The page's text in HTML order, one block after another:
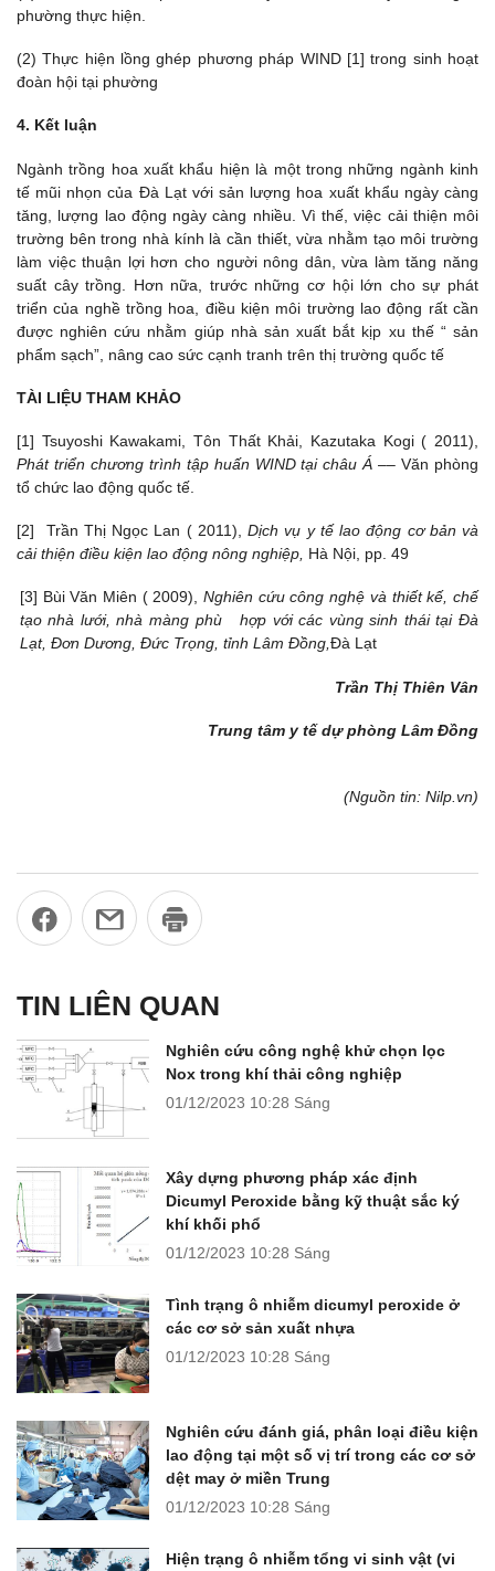
phường thực hiện.
(2) Thực hiện lồng ghép phương pháp WIND [1] trong sinh hoạt
đoàn hội tại phường
4. Kết luận
Ngành trồng hoa xuất khẩu hiện là một trong những ngành kinh
tế mũi nhọn của Đà Lạt với sản lượng hoa xuất khẩu ngày càng
tăng, lượng lao động ngày càng nhiều. Vì thế, việc cải thiện môi
trường bên trong nhà kính là cần thiết, vừa nhằm tạo môi trường
làm việc thuận lợi hơn cho người nông dân, vừa làm tăng năng
suất cây trồng. Hơn nữa, trước những cơ hội lớn cho sự phát
triển của nghề trồng hoa, điều kiện môi trường lao động rất cần
được nghiên cứu nhằm giúp nhà sản xuất bắt kịp xu thế “ sản
phẩm sạch”, nâng cao sức cạnh tranh trên thị trường quốc tế
TÀI LIỆU THAM KHẢO
[1] Tsuyoshi Kawakami, Tôn Thất Khải, Kazutaka Kogi ( 2011),
Phát triển chương trình tập huấn WIND tại châu Á –– Văn phòng
tổ chức lao động quốc tế.
[2] Trần Thị Ngọc Lan ( 2011), Dịch vụ y tế lao động cơ bản và
cải thiện điều kiện lao động nông nghiệp, Hà Nội, pp. 49
[3] Bùi Văn Miên ( 2009),Nghiên cứu công nghệ và thiết kế, chế
tạo nhà lưới, nhà màng phù hợp với các vùng sinh thái tại Đà
Lạt, Đơn Dương, Đức Trọng, tỉnh Lâm Đồng,Đà Lạt
Trần Thị Thiên Vân
Trung tâm y tế dự phòng Lâm Đồng
(Nguồn tin: Nilp.vn)
TIN LIÊN QUAN
Nghiên cứu công nghệ khử chọn lọc
Nox trong khí thải công nghiệp
01/12/2023 10:28 Sáng
Xây dựng phương pháp xác định
Dicumyl Peroxide bằng kỹ thuật sắc ký
khí khối phổ
01/12/2023 10:28 Sáng
Tình trạng ô nhiễm dicumyl peroxide ở
các cơ sở sản xuất nhựa
01/12/2023 10:28 Sáng
Nghiên cứu đánh giá, phân loại điều kiện
lao động tại một số vị trí trong các cơ sở
dệt may ở miền Trung
01/12/2023 10:28 Sáng
Hiện trạng ô nhiễm tổng vi sinh vật (vi